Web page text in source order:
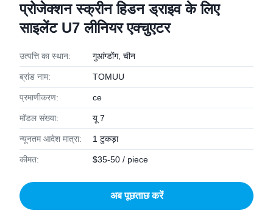
प्रोजेक्शन स्क्रीन हिडन ड्राइव के लिए
साइलेंट U7 लीनियर एक्चुएटर
उत्पत्ति का स्थान: गुआंग्डोंग, चीन
ब्रांड नाम: TOMUU
प्रमाणीकरण: ce
मॉडल संख्या: यू 7
न्यूनतम आदेश मात्रा: 1 टुकड़ा
कीमत: $35-50 / piece
अब पूछताछ करें